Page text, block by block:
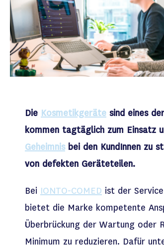
Die Kosmetikgeräte sind eines
kommen tagtäglich zum Einsatz
Geheimnisbei den KundInnen zu
von defekten Geräteteilen.
Bei IONTO-COMED ist der
bietet die Marke kompetente
Überbrückung der Wartung oder
Minimum zu reduzieren. Dafür